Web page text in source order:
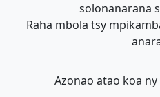
solonanarana
Raha mbola tsy
Azonao atao koa